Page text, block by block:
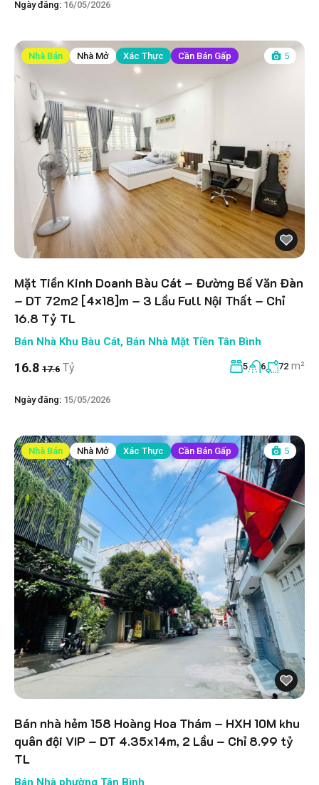
Ngày đăng: 16/05/2026
Nhà Bán Nhà Mở Xác Thực Cần Bán Gấp 5
Mặt Tiền Kinh Doanh Bàu Cát – Đường Bế Văn Đàn
– DT 72m2 [4×18]m – 3 Lầu Full Nội Thất – Chỉ
16.8 Tỷ TL
Bán Nhà Khu Bàu Cát, Bán Nhà Mặt Tiền Tân Bình
16.8 17.6 Tỷ 5 6 72 m²
Ngày đăng: 15/05/2026
Nhà Bán Nhà Mở Xác Thực Cần Bán Gấp 5
Bán nhà hẻm 158 Hoàng Hoa Thám – HXH 10M khu
quân đội VIP – DT 4.35x14m, 2 Lầu – Chỉ 8.99 tỷ
TL
Bán Nhà phường Tân Bình